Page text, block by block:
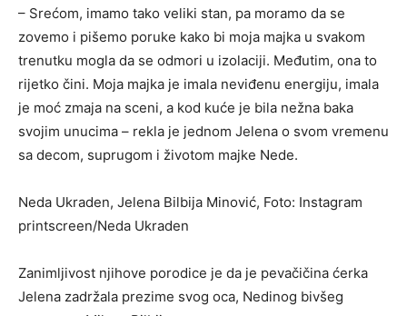
– Srećom, imamo tako veliki stan, pa moramo da se
zovemo i pišemo poruke kako bi moja majka u svakom
trenutku mogla da se odmori u izolaciji. Međutim, ona to
rijetko čini. Moja majka je imala neviđenu energiju, imala
je moć zmaja na sceni, a kod kuće je bila nežna baka
svojim unucima – rekla je jednom Jelena o svom vremenu
sa decom, suprugom i životom majke Nede.
Neda Ukraden, Jelena Bilbija Minović, Foto: Instagram
printscreen/Neda Ukraden
Zanimljivost njihove porodice je da je pevačičina ćerka
Jelena zadržala prezime svog oca, Nedinog bivšeg